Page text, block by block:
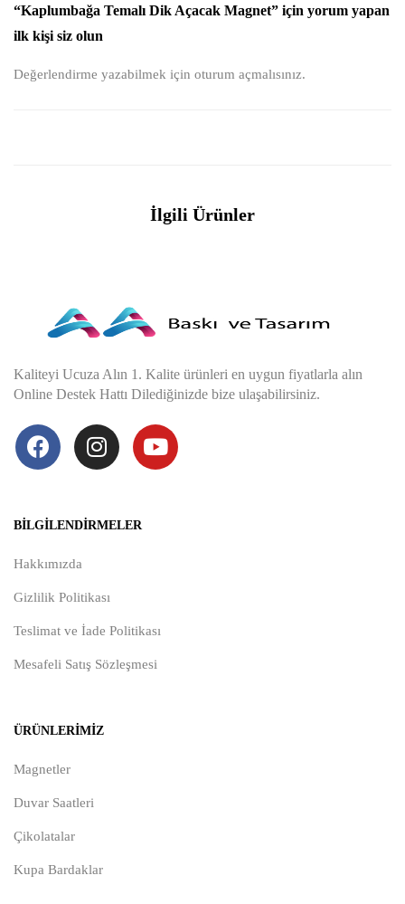
“Kaplumbağa Temalı Dik Açacak Magnet” için yorum yapan
ilk kişi siz olun
Değerlendirme yazabilmek için oturum açmalısınız.
İlgili Ürünler
Kaliteyi Ucuza Alın 1. Kalite ürünleri en uygun fiyatlarla alın
Online Destek Hattı Dilediğinizde bize ulaşabilirsiniz.
BILGILENDIRMELER
Hakkımızda
Gizlilik Politikası
Teslimat ve İade Politikası
Mesafeli Satış Sözleşmesi
ÜRÜNLERIMIZ
Magnetler
Duvar Saatleri
Çikolatalar
Kupa Bardaklar